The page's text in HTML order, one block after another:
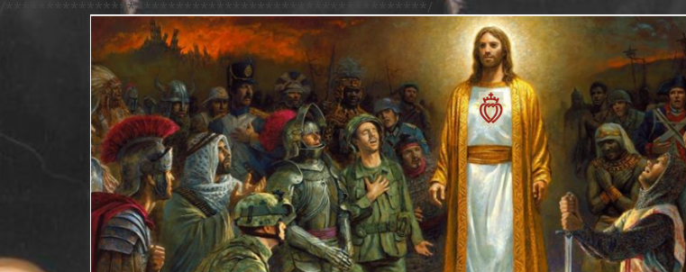
/****************************************************/